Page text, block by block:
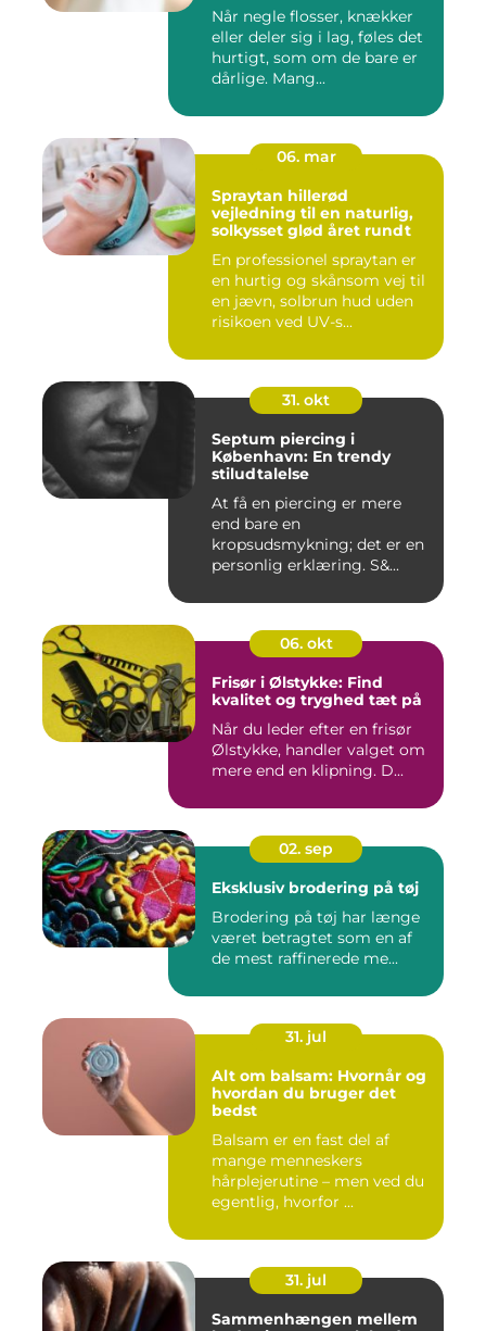
Når negle flosser, knækker
eller deler sig i lag, føles det
hurtigt, som om de bare er
dårlige. Mang...
06. mar
Spraytan hillerød
vejledning til en naturlig,
solkysset glød året rundt
En professionel spraytan er
en hurtig og skånsom vej til
en jævn, solbrun hud uden
risikoen ved UV-s...
31. okt
Septum piercing i
København: En trendy
stiludtalelse
At få en piercing er mere
end bare en
kropsudsmykning; det er en
personlig erklæring. S&...
06. okt
Frisør i Ølstykke: Find
kvalitet og tryghed tæt på
Når du leder efter en frisør
Ølstykke, handler valget om
mere end en klipning. D...
02. sep
Eksklusiv brodering på tøj
Brodering på tøj har længe
været betragtet som en af
de mest raffinerede me...
31. jul
Alt om balsam: Hvornår og
hvordan du bruger det
bedst
Balsam er en fast del af
mange menneskers
hårplejerutine – men ved du
egentlig, hvorfor ...
31. jul
Sammenhængen mellem